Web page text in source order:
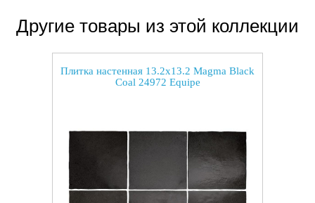
Другие товары из этой коллекции
Плитка настенная 13.2x13.2 Magma Black
Coal 24972 Equipe